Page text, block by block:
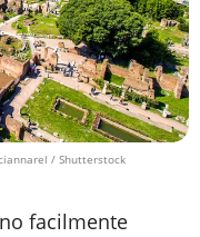
/ Shutterstock
facilmente